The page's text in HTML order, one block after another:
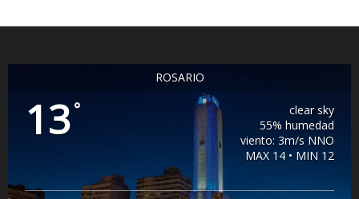
ROSARIO
13°
clear sky
55% humedad
viento: 3m/s NNO
MAX 14 • MIN 12